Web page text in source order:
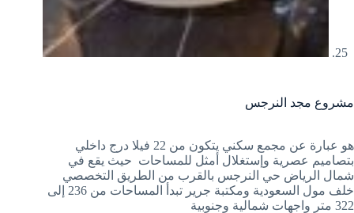
مشروع مجد النرجس
هو عبارة عن مجمع سكني يتكون من 22 فيلا درج داخلي
بتصاميم عصرية وإستغلال أمثل للمساحات حيث يقع في
شمال الرياض حي النرجس بالقرب من الطريق التخصصي
خلف مول السعودية ومكتبة جرير تبدأ المساحات من 236 إلى
322 متر واجهات شمالية وجنوبية